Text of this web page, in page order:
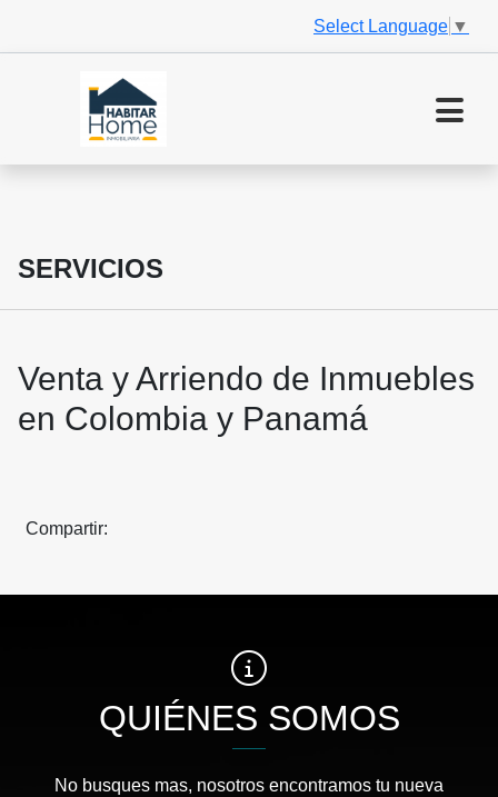
Select Language ▼
SERVICIOS
Venta y Arriendo de Inmuebles
en Colombia y Panamá
Compartir:
QUIÉNES SOMOS
No busques mas, nosotros encontramos tu nueva